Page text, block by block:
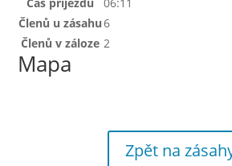
Členů u zásahu6
Členů v záloze 2
Mapa
Zpět na